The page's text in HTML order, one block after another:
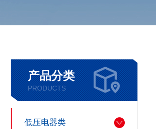
产品分类
PRODUCTS
低压电器类